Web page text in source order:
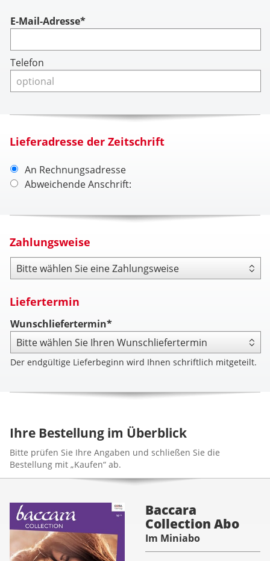
Account
E-Mail-Adresse*
Telefon
Lieferadresse der Zeitschrift
An Rechnungsadresse
Abweichende Anschrift:
Zahlungsweise
Zahlungsweise
Liefertermin
Wunschliefertermin*
Der endgültige Lieferbeginn wird Ihnen schriftlich mitgeteilt.
Ihre Bestellung im Überblick
Bitte prüfen Sie Ihre Angaben und schließen Sie die
Bestellung mit „Kaufen“ ab.
Baccara
Collection Abo
Im Miniabo